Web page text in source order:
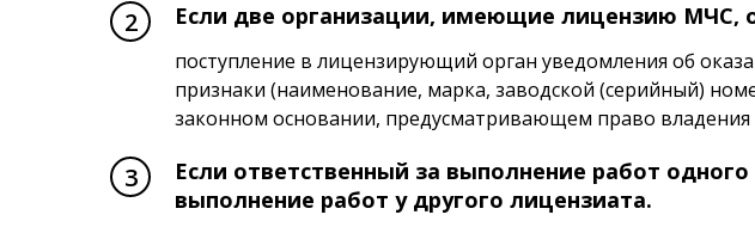
Если две организации, имеющие лицензию МЧС,
поступление в лицензирующий орган уведомления об
признаки (наименование, марка, заводской (серийный)
законном основании, предусматривающем право владения
Если ответственный за выполнение работ
выполнение работ у другого лицензиата.